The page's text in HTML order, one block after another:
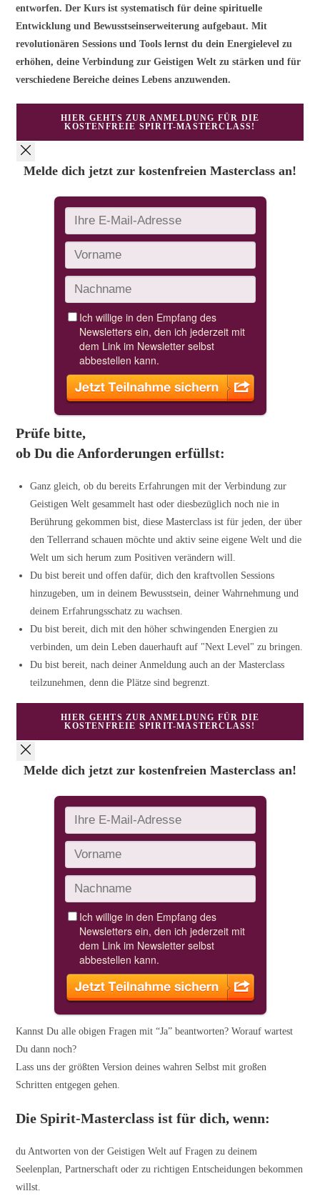
entworfen. Der Kurs ist systematisch für deine spirituelle
Entwicklung und Bewusstseinserweiterung aufgebaut. Mit
revolutionären Sessions und Tools lernst du dein Energielevel zu
erhöhen, deine Verbindung zur Geistigen Welt zu stärken und für
verschiedene Bereiche deines Lebens anzuwenden.
HIER GEHTS ZUR ANMELDUNG FÜR DIE
KOSTENFREIE SPIRIT-MASTERCLASS!
Melde dich jetzt zur kostenfreien Masterclass an!
Prüfe bitte,
ob Du die Anforderungen erfüllst:
Ganz gleich, ob du bereits Erfahrungen mit der Verbindung zur
Geistigen Welt gesammelt hast oder diesbezüglich noch nie in
Berührung gekommen bist, diese Masterclass ist für jeden, der über
den Tellerrand schauen möchte und aktiv seine eigene Welt und die
Welt um sich herum zum Positiven verändern will.
Du bist bereit und offen dafür, dich den kraftvollen Sessions
hinzugeben, um in deinem Bewusstsein, deiner Wahrnehmung und
deinem Erfahrungsschatz zu wachsen.
Du bist bereit, dich mit den höher schwingenden Energien zu
verbinden, um dein Leben dauerhauft auf "Next Level" zu bringen.
Du bist bereit, nach deiner Anmeldung auch an der Masterclass
teilzunehmen, denn die Plätze sind begrenzt.
HIER GEHTS ZUR ANMELDUNG FÜR DIE
KOSTENFREIE SPIRIT-MASTERCLASS!
Melde dich jetzt zur kostenfreien Masterclass an!
Kannst Du alle obigen Fragen mit “Ja” beantworten? Worauf wartest
Du dann noch?
Lass uns der größten Version deines wahren Selbst mit großen
Schritten entgegen gehen.
Die Spirit-Masterclass ist für dich, wenn:
du Antworten von der Geistigen Welt auf Fragen zu deinem
Seelenplan, Partnerschaft oder zu richtigen Entscheidungen bekommen
willst.